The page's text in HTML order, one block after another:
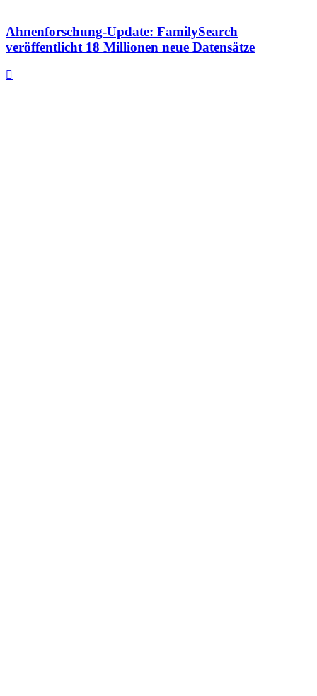
Ahnenforschung-Update: FamilySearch
veröffentlicht 18 Millionen neue Datensätze